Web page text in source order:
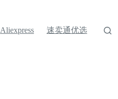
Aliexpress 速卖通优选